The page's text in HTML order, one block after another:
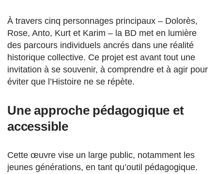
À travers cinq personnages principaux – Dolorès,
Rose, Anto, Kurt et Karim – la BD met en lumière
des parcours individuels ancrés dans une réalité
historique collective. Ce projet est avant tout une
invitation à se souvenir, à comprendre et à agir pour
éviter que l’Histoire ne se répète.
Une approche pédagogique et
accessible
Cette œuvre vise un large public, notamment les
jeunes générations, en tant qu’outil pédagogique.